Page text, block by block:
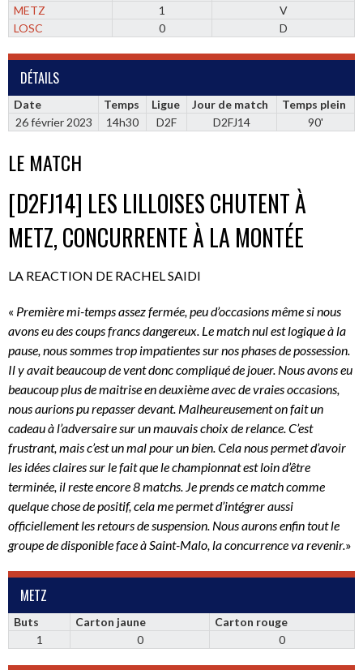
METZ
1
V
LOSC
0 D
DÉTAILS
Date Temps Ligue Jour de match
Temps plein
26 février 2023
14h30 D2F D2FJ14 90'
LE MATCH
[D2FJ14] LES LILLOISES CHUTENT À
METZ, CONCURRENTE À LA MONTÉE
LA REACTION DE RACHEL SAIDI
« Première mi-temps assez fermée, peu d’occasions même si nous
avons eu des coups francs dangereux. Le match nul est logique à la
pause, nous sommes trop impatientes sur nos phases de possession.
Il y avait beaucoup de vent donc compliqué de jouer. Nous avons eu
beaucoup plus de maitrise en deuxième avec de vraies occasions,
nous aurions pu repasser devant. Malheureusement on fait un
cadeau à l’adversaire sur un mauvais choix de relance. C’est
frustrant, mais c’est un mal pour un bien. Cela nous permet d’avoir
les idées claires sur le fait que le championnat est loin d’être
terminée, il reste encore 8 matchs. Je prends ce match comme
quelque chose de positif, cela me permet d’intégrer aussi
officiellement les retours de suspension. Nous aurons enfin tout le
groupe de disponible face à Saint-Malo, la concurrence va revenir.»
METZ
Buts Carton jaune
Carton rouge
1
0 0